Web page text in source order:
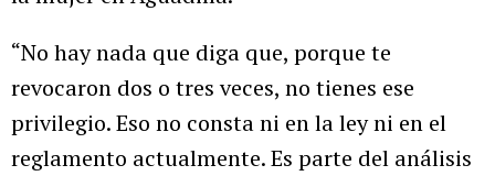
“No hay nada que diga que, porque te
revocaron dos o tres veces, no tienes ese
privilegio. Eso no consta ni en la ley ni en el
reglamento actualmente. Es parte del análisis